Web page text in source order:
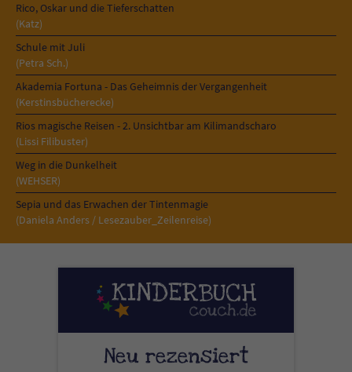
Rico, Oskar und die Tieferschatten
(Katz)
Schule mit Juli
(Petra Sch.)
Akademia Fortuna - Das Geheimnis der Vergangenheit
(Kerstinsbücherecke)
Rios magische Reisen - 2. Unsichtbar am Kilimandscharo
(Lissi Filibuster)
Weg in die Dunkelheit
(WEHSER)
Sepia und das Erwachen der Tintenmagie
(Daniela Anders / Lesezauber_Zeilenreise)
Neu rezensiert